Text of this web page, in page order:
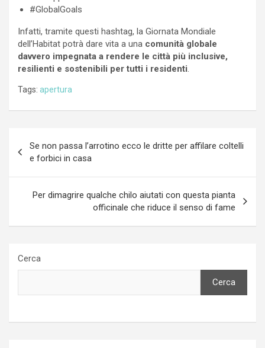
#GlobalGoals
Infatti, tramite questi hashtag, la Giornata Mondiale
dell’Habitat potrà dare vita a una comunità globale
davvero impegnata a rendere le città più inclusive,
resilienti e sostenibili per tutti i residenti
Tags: apertura
articoli
Se non passa l’arrotino ecco le dritte per affilare coltelli
e forbici in casa
Per dimagrire qualche chilo aiutati con questa pianta
officinale che riduce il senso di fame
Cerca
Cerca